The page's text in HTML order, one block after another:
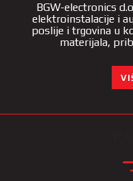
BGW-electronics
elektroinstalacije i
poslije i trgovina u
materijala,